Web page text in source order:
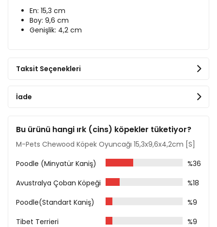
En: 15,3 cm
Boy: 9,6 cm
Genişlik: 4,2 cm
Taksit Seçenekleri
İade
Bu ürünü hangi ırk (cins) köpekler tüketiyor?
M-Pets Chewood Köpek Oyuncağı 15,3x9,6x4,2cm [S]
Poodle (Minyatür Kaniş)
%36
Avustralya Çoban Köpeği
%18
Poodle(Standart Kaniş)
%9
Tibet Terrieri
%9